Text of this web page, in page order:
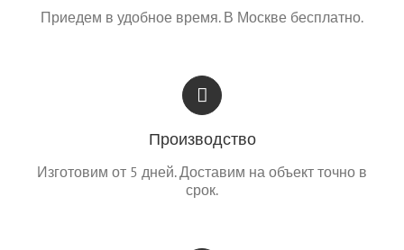
Приедем в удобное время. В Москве бесплатно.
Производство
Изготовим от 5 дней. Доставим на объект точно в
срок.